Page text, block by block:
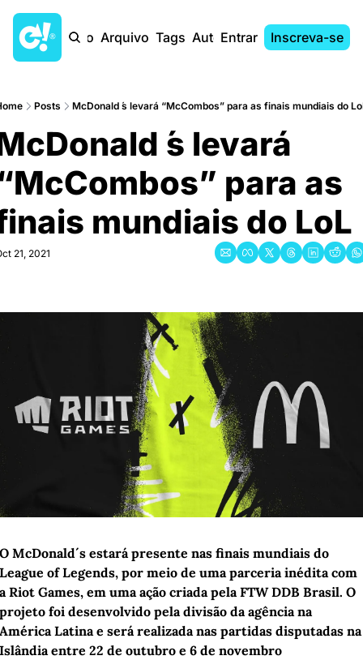
Início Arquivo Tags AutoresEntrar Inscreva-se
Posts McDonald ́s levará “McCombos” para as finais mundiais do
́s levará
para as
mundiais do LoL
21, 2021
O McDonald´s estará presente nas finais mundiais do
League of Legends, por meio de uma parceria inédita com
a Riot Games, em uma ação criada pela FTW DDB Brasil. O
projeto foi desenvolvido pela divisão da agência na
América Latina e será realizada nas partidas disputadas na
Islândia entre 22 de outubro e 6 de novembro